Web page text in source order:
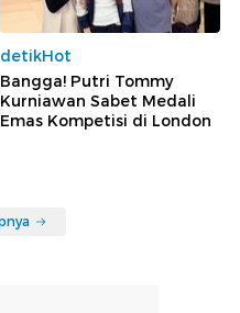
detikHot
Bangga! Putri Tommy
Kurniawan Sabet Medali
Emas Kompetisi di London